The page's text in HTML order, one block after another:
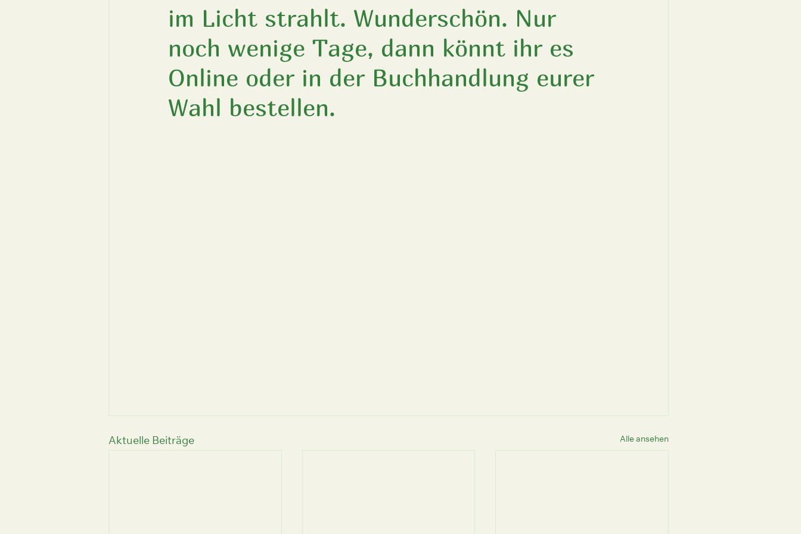
im Licht strahlt. Wunderschön. Nur
noch wenige Tage, dann könnt ihr es
Online oder in der Buchhandlung eurer
Wahl bestellen.
Aktuelle Beiträge Alle ansehen